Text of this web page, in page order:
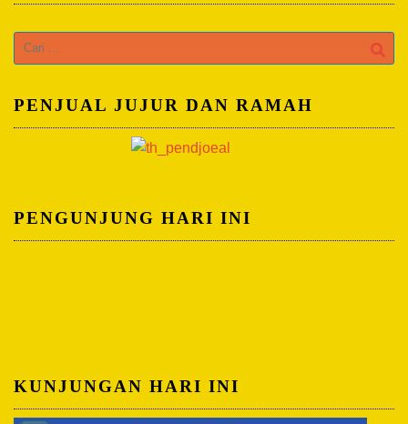
Cari
untuk:
PENJUAL JUJUR DAN RAMAH
PENGUNJUNG HARI INI
KUNJUNGAN HARI INI